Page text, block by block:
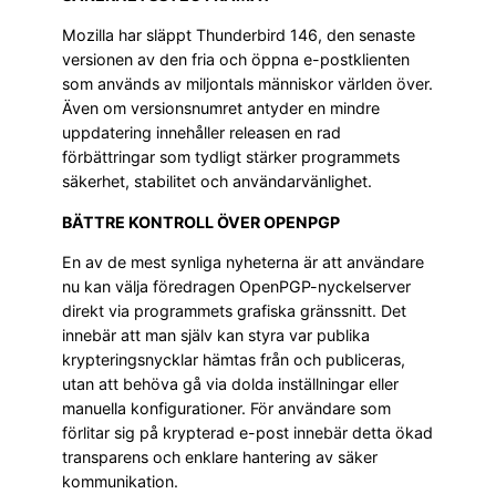
Mozilla har släppt Thunderbird 146, den senaste
versionen av den fria och öppna e-postklienten
som används av miljontals människor världen över.
Även om versionsnumret antyder en mindre
uppdatering innehåller releasen en rad
förbättringar som tydligt stärker programmets
säkerhet, stabilitet och användarvänlighet.
BÄTTRE KONTROLL ÖVER OPENPGP
En av de mest synliga nyheterna är att användare
nu kan välja föredragen OpenPGP-nyckelserver
direkt via programmets grafiska gränssnitt. Det
innebär att man själv kan styra var publika
krypteringsnycklar hämtas från och publiceras,
utan att behöva gå via dolda inställningar eller
manuella konfigurationer. För användare som
förlitar sig på krypterad e-post innebär detta ökad
transparens och enklare hantering av säker
kommunikation.